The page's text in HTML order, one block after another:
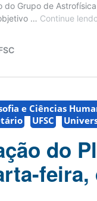
e Ciências
UFSC
do
feira,